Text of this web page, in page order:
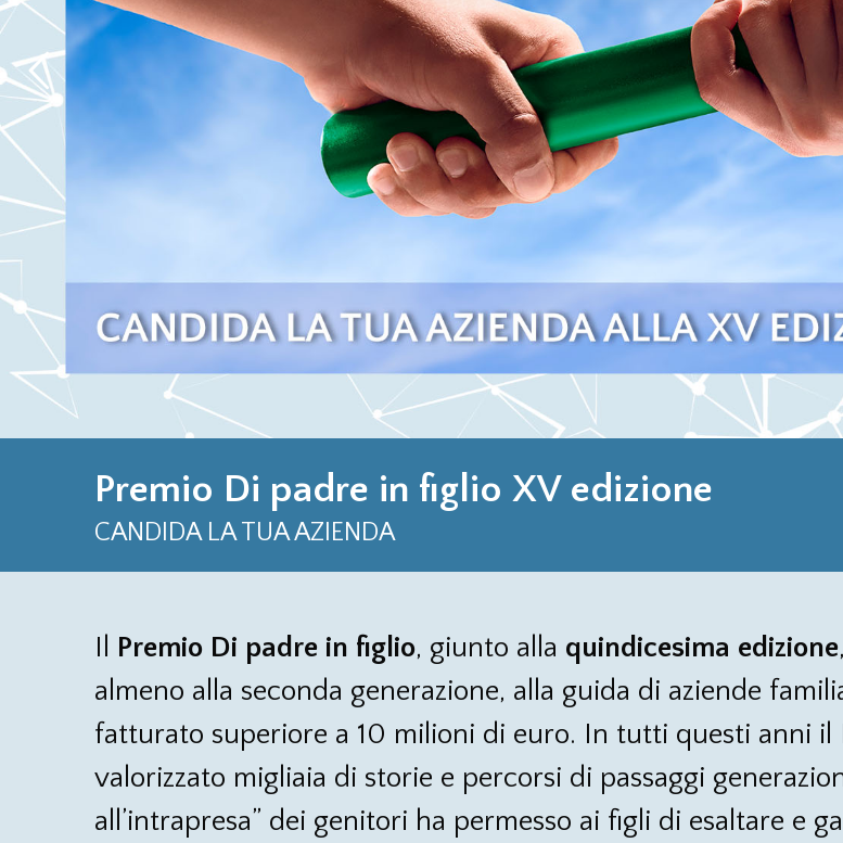
Premio Di padre in figlio XV edizione
CANDIDA LA TUA AZIENDA
Il Premio Di padre in figlio, giunto alla quindicesima edizione
almeno alla seconda generazione, alla guida di aziende
fatturato superiore a 10 milioni di euro. In tutti questi anni il
valorizzato migliaia di storie e percorsi di passaggi
all’intrapresa” dei genitori ha permesso ai figli di esaltare e